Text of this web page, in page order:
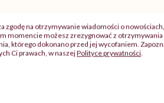
co mi się
o
Wkrótce nowa
Instrukcja". Tym
warsztat
zgodę na otrzymywanie wiadomości o
momencie możesz zrezygnować z
którego dokonano przed jej wycofaniem.
Ci prawach, w naszejPolityce prywatności.